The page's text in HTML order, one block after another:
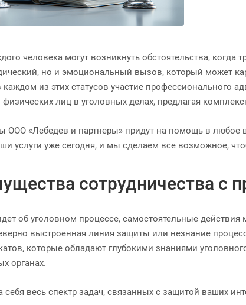
человека могут возникнуть обстоятельства,
но и эмоциональный вызов, который может
каждом из этих статусов участие профессионального
физических лиц в уголовных делах, предлагая
ООО «Лебедев и партнеры» придут на помощь в любое
услуги уже сегодня, и мы сделаем все возможное,
сотрудничества с
об уголовном процессе, самостоятельные
выстроенная линия защиты или незнание
которые обладают глубокими знаниями
органах.
весь спектр задач, связанных с защитой ваших